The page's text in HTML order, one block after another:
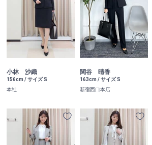
小林 沙織
156cm / サイズ S
本社
関谷 晴香
163cm / サイズ S
新宿西口本店